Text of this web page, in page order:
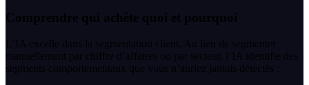
Comprendre qui achète quoi et pourquoi
L’IA excelle dans la segmentation client. Au lieu de segmenter
manuellement par chiffre d’affaires ou par secteur, l’IA identifie des
segments comportementaux que vous n’auriez jamais détectés :